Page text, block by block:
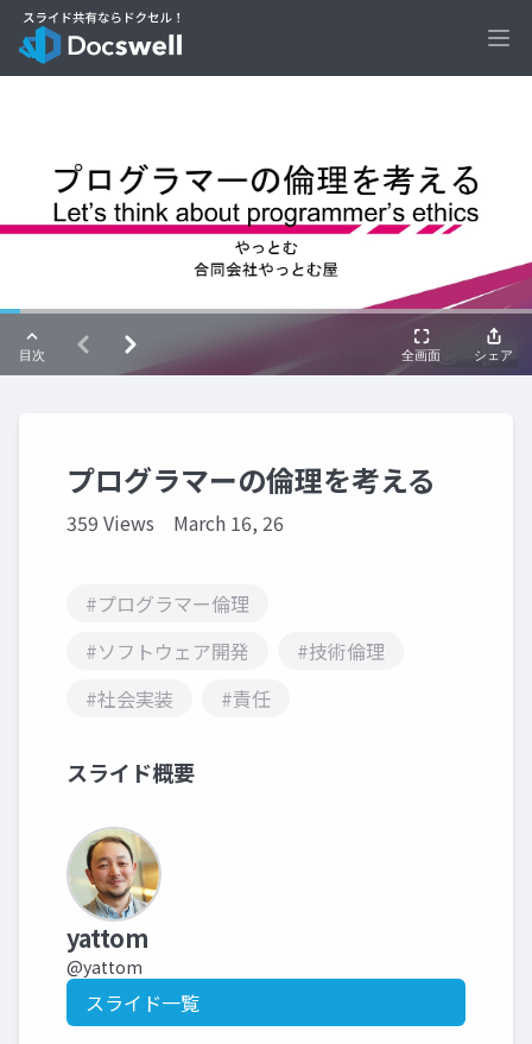
プログラマーの倫理を考える
359 Views March 16, 26
#プログラマー倫理
#ソフトウェア開発
#技術倫理
#社会実装
#責任
スライド概要
yattom
@yattom
スライド一覧